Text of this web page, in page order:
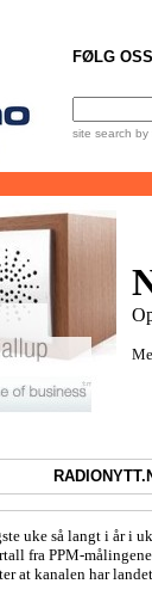
FØLG
site search by
uke så langt i år i
fra PPM-
at kanalen har